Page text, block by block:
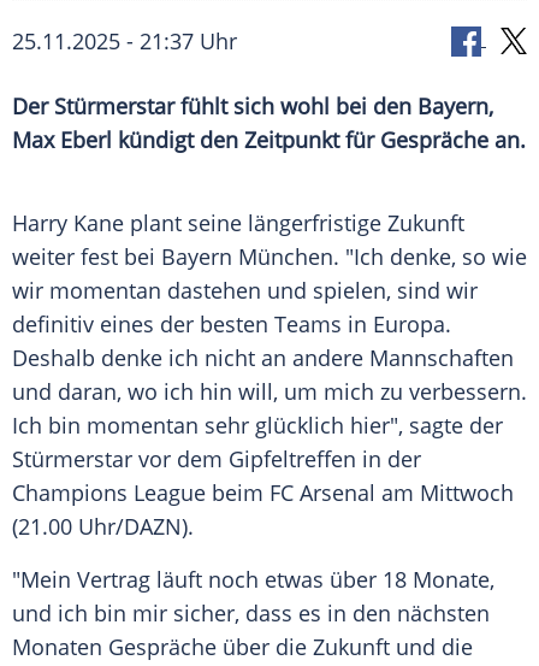
25.11.2025 - 21:37 Uhr
Der Stürmerstar fühlt sich wohl bei den Bayern,
Max Eberl kündigt den Zeitpunkt für Gespräche an.
Harry Kane plant seine längerfristige Zukunft
weiter fest bei Bayern München. "Ich denke, so wie
wir momentan dastehen und spielen, sind wir
definitiv eines der besten Teams in Europa.
Deshalb denke ich nicht an andere Mannschaften
und daran, wo ich hin will, um mich zu verbessern.
Ich bin momentan sehr glücklich hier", sagte der
Stürmerstar vor dem Gipfeltreffen in der
Champions League beim FC Arsenal am Mittwoch
(21.00 Uhr/DAZN).
"Mein Vertrag läuft noch etwas über 18 Monate,
und ich bin mir sicher, dass es in den nächsten
Monaten Gespräche über die Zukunft und die